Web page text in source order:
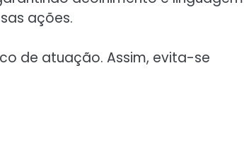
ações.
de atuação. Assim, evita-se